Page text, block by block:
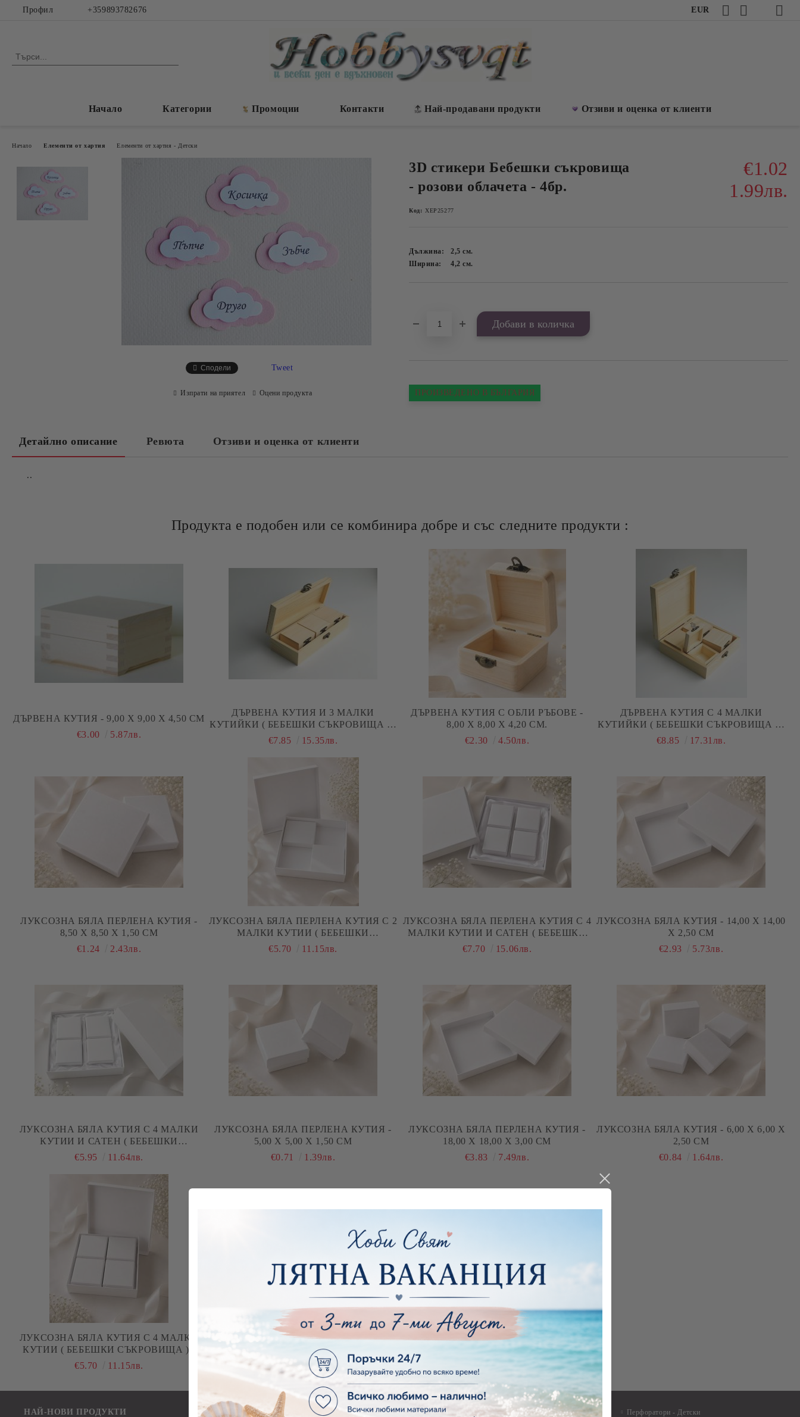
Профил +359893782676 EUR
Начало Категории Промоции Контакти Най-продавани продукти Отзиви и оценка от клиенти
Начало Елементи от хартия Елементи от хартия - Детски
3D стикери Бебешки съкровища
- розови облачета - 4бр.
€1.02
1.99лв.
Код: ХЕР25277
Дължина: 2,5см.
Ширина:
4,2см.
ПРОИЗВЕДЕНО В БЪЛГАРИЯ
Сподели Tweet
Изпрати на приятел Оцени продукта
Детайлно описание Ревюта Отзиви и оценка от клиенти
..
Продукта е подобен или се комбинира добре и със следните продукти :
ДЪРВЕНА КУТИЯ - 9,00 Х 9,00 Х 4,50 СМ
€3.00
5.87лв.
ДЪРВЕНА КУТИЯ И 3 МАЛКИ
КУТИЙКИ ( БЕБЕШКИ СЪКРОВИЩА ) -
21,00 Х 8,50 Х 5,50 СМ
€7.85 15.35лв.
ДЪРВЕНА КУТИЯ С ОБЛИ РЪБОВЕ -
8,00 Х 8,00 Х 4,20 СМ.
€2.30
4.50лв.
ДЪРВЕНА КУТИЯ С 4 МАЛКИ
КУТИЙКИ ( БЕБЕШКИ СЪКРОВИЩА ) -
15,30 Х 15,30 Х 5,50 СМ
€8.85 17.31лв.
ЛУКСОЗНА БЯЛА ПЕРЛЕНА КУТИЯ -
8,50 Х 8,50 Х 1,50 СМ
€1.24
2.43лв.
ЛУКСОЗНА БЯЛА ПЕРЛЕНА КУТИЯ С 2
МАЛКИ КУТИИ ( БЕБЕШКИ
СЪКРОВИЩА ) - 18,00 Х 18,00 Х 3,00 СМ
€5.70 11.15лв.
ЛУКСОЗНА БЯЛА ПЕРЛЕНА КУТИЯ С 4
МАЛКИ КУТИИ И САТЕН ( БЕБЕШКИ
СЪКРОВИЩА ) - 18,00 Х 18,00 Х 3,00 СМ
€7.70 15.06лв.
ЛУКСОЗНА БЯЛА КУТИЯ - 14,00 Х 14,00
Х 2,50 СМ
€2.93
5.73лв.
ЛУКСОЗНА БЯЛА КУТИЯ С 4 МАЛКИ
КУТИИ И САТЕН ( БЕБЕШКИ
СЪКРОВИЩА ) - 14,00 Х 14,00 Х 2,50 СМ
€5.95 11.64лв.
ЛУКСОЗНА БЯЛА ПЕРЛЕНА КУТИЯ -
5,00 Х 5,00 Х 1,50 СМ
€0.71
1.39лв.
ЛУКСОЗНА БЯЛА ПЕРЛЕНА КУТИЯ -
18,00 Х 18,00 Х 3,00 СМ
€3.83
7.49лв.
ЛУКСОЗНА БЯЛА КУТИЯ - 6,00 Х 6,00 Х
2,50 СМ
€0.84
1.64лв.
ЛУКСОЗНА БЯЛА КУТИЯ С 4 МАЛКИ
КУТИИ ( БЕБЕШКИ СЪКРОВИЩА ) -
14,00 Х 14,00 Х 2,50 СМ
€5.70 11.15лв.
МИНИ ДЪРВЕНА КУТИЯ - 6,00 Х 6,00 Х
4,00 СМ.
€1.89
3.70лв.
НАЙ-НОВИ ПРОДУКТИ
Лакове и защитни покрития
Инструменти и пособия
Перфоратори - Детски